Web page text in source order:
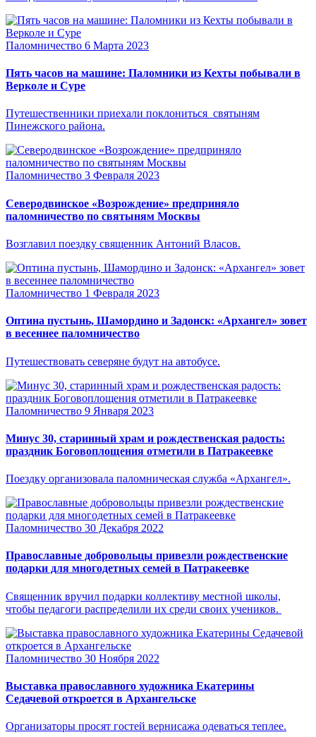
Паломничество 6 Марта 2023
Пять часов на машине: Паломники из Кехты побывали в
Верколе и Суре
Путешественники приехали поклониться святыням
Пинежского района.
Паломничество 3 Февраля 2023
Северодвинское «Возрождение» предприняло
паломничество по святыням Москвы
Возглавил поездку священник Антоний Власов.
Паломничество 1 Февраля 2023
Оптина пустынь, Шамордино и Задонск: «Архангел» зовет
в весеннее паломничество
Путешествовать северяне будут на автобусе.
Паломничество 9 Января 2023
Минус 30, старинный храм и рождественская радость:
праздник Боговоплощения отметили в Патракеевке
Поездку организовала паломническая служба «Архангел».
Паломничество 30 Декабря 2022
Православные добровольцы привезли рождественские
подарки для многодетных семей в Патракеевке
Священник вручил подарки коллективу местной школы,
чтобы педагоги распределили их среди своих учеников.
Паломничество 30 Ноября 2022
Выставка православного художника Екатерины
Седачевой откроется в Архангельске
Организаторы просят гостей вернисажа одеваться теплее.